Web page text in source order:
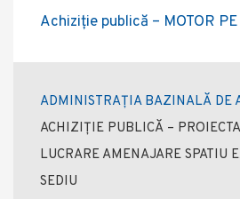
Achiziție publică – MOTOR
ADMINISTRAȚIA BAZINALĂ DE
ACHIZIȚIE PUBLICĂ –
LUCRARE AMENAJARE SPATIU
SEDIU